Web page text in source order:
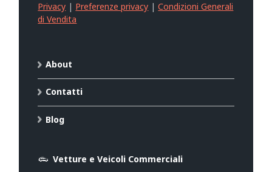
Privacy | Preferenze privacy |Condizioni Generali
di Vendita
About
Contatti
Blog
Vetture e Veicoli Commerciali